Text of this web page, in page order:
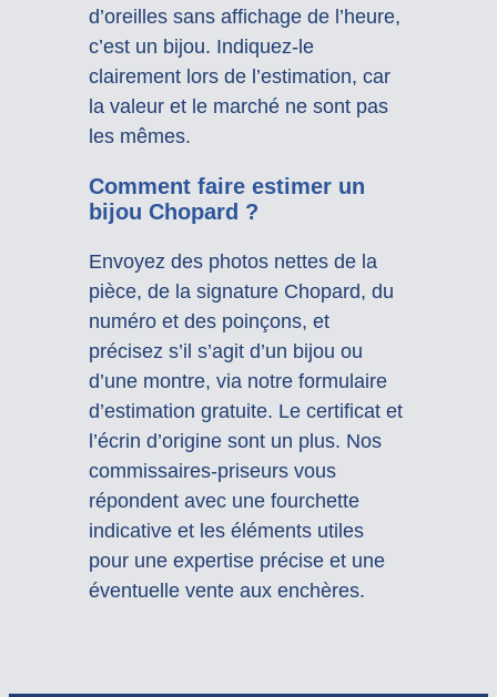
d’oreilles sans affichage de l’heure,
c’est un bijou. Indiquez-le
clairement lors de l’estimation, car
la valeur et le marché ne sont pas
les mêmes.
Comment faire estimer un
bijou Chopard ?
Envoyez des photos nettes de la
pièce, de la signature Chopard, du
numéro et des poinçons, et
précisez s’il s’agit d’un bijou ou
d’une montre, via notre formulaire
d’estimation gratuite. Le certificat et
l’écrin d’origine sont un plus. Nos
commissaires-priseurs vous
répondent avec une fourchette
indicative et les éléments utiles
pour une expertise précise et une
éventuelle vente aux enchères.